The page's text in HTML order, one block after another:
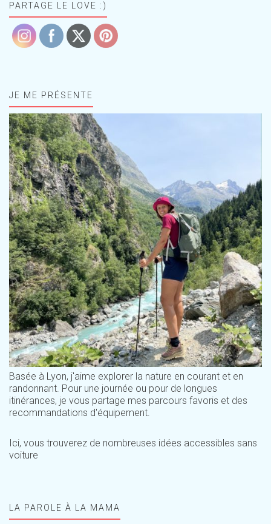
PARTAGE LE LOVE :)
JE ME PRÉSENTE
Basée à Lyon, j'aime explorer la nature en courant et en
randonnant. Pour une journée ou pour de longues
itinérances, je vous partage mes parcours favoris et des
recommandations d'équipement.
Ici, vous trouverez de nombreuses idées accessibles sans
voiture
LA PAROLE À LA MAMA